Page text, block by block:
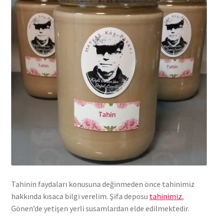
Tahinin faydaları konusuna değinmeden önce tahinimiz
hakkında kısaca bilgi verelim. Şifa deposu tahinimiz,
Gönen’de yetişen yerli susamlardan elde edilmektedir.